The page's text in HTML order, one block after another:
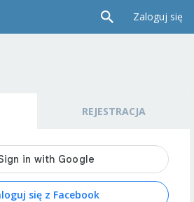
Zaloguj się
REJESTRACJA
się z Facebook